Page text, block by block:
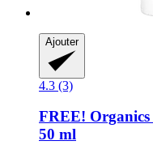
Ajouter
4.3 (3)
FREE! Organics
50 ml